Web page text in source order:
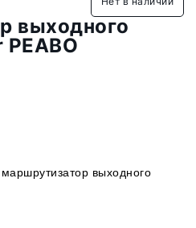
выходного
PEABO
выходного